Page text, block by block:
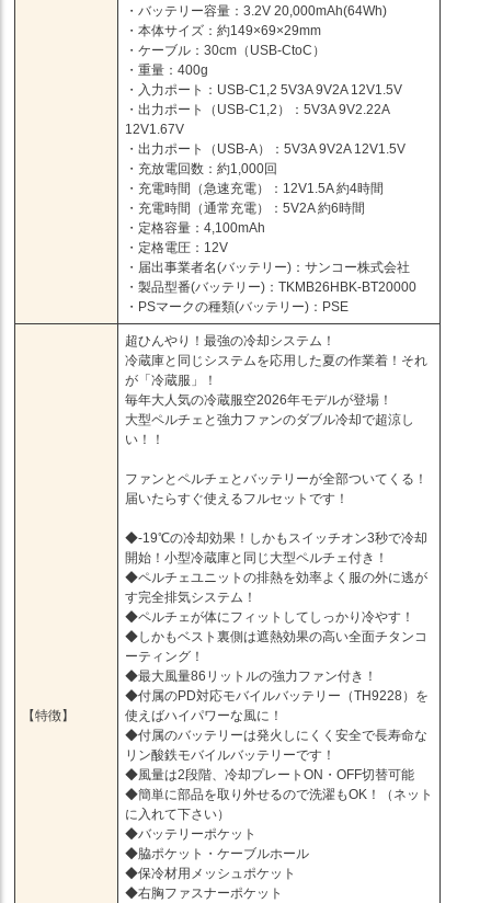
・バッテリー容量：3.2V 20,000mAh(64Wh)
・本体サイズ：約149×69×29mm
・ケーブル：30cm（USB-CtoC）
・重量：400g
・入力ポート：USB-C1,2 5V3A 9V2A 12V1.5V
・出力ポート（USB-C1,2）：5V3A 9V2.22A
12V1.67V
・出力ポート（USB-A）：5V3A 9V2A 12V1.5V
・充放電回数：約1,000回
・充電時間（急速充電）：12V1.5A 約4時間
・充電時間（通常充電）：5V2A 約6時間
・定格容量：4,100mAh
・定格電圧：12V
・届出事業者名(バッテリー)：サンコー株式会社
・製品型番(バッテリー)：TKMB26HBK-BT20000
・PSマークの種類(バッテリー)：PSE
【特徴】
超ひんやり！最強の冷却システム！
冷蔵庫と同じシステムを応用した夏の作業着！それ
が「冷蔵服」！
毎年大人気の冷蔵服空2026年モデルが登場！
大型ペルチェと強力ファンのダブル冷却で超涼し
い！！
ファンとペルチェとバッテリーが全部ついてくる！
届いたらすぐ使えるフルセットです！
◆-19℃の冷却効果！しかもスイッチオン3秒で冷却
開始！小型冷蔵庫と同じ大型ペルチェ付き！
◆ペルチェユニットの排熱を効率よく服の外に逃が
す完全排気システム！
◆ペルチェが体にフィットしてしっかり冷やす！
◆しかもベスト裏側は遮熱効果の高い全面チタンコ
ーティング！
◆最大風量86リットルの強力ファン付き！
◆付属のPD対応モバイルバッテリー（TH9228）を
使えばハイパワーな風に！
◆付属のバッテリーは発火しにくく安全で長寿命な
リン酸鉄モバイルバッテリーです！
◆風量は2段階、冷却プレートON・OFF切替可能
◆簡単に部品を取り外せるので洗濯もOK！（ネット
に入れて下さい）
◆バッテリーポケット
◆脇ポケット・ケーブルホール
◆保冷材用メッシュポケット
◆右胸ファスナーポケット